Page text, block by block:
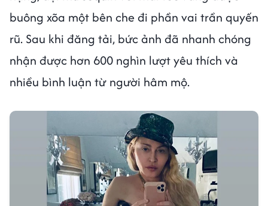
buông xõa một bên che đi phần vai trần quyến
rũ. Sau khi đăng tải, bức ảnh đã nhanh chóng
nhận được hơn 600 nghìn lượt yêu thích và
nhiều bình luận từ người hâm mộ.